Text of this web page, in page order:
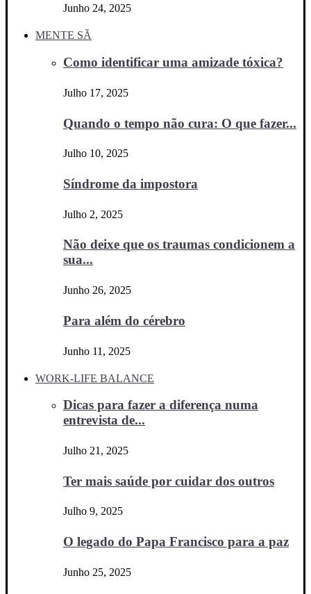
Junho 24, 2025
MENTE SÃ
Como identificar uma amizade tóxica?
Julho 17, 2025
Quando o tempo não cura: O que fazer...
Julho 10, 2025
Síndrome da impostora
Julho 2, 2025
Não deixe que os traumas condicionem a
sua...
Junho 26, 2025
Para além do cérebro
Junho 11, 2025
WORK-LIFE BALANCE
Dicas para fazer a diferença numa
entrevista de...
Julho 21, 2025
Ter mais saúde por cuidar dos outros
Julho 9, 2025
O legado do Papa Francisco para a paz
Junho 25, 2025